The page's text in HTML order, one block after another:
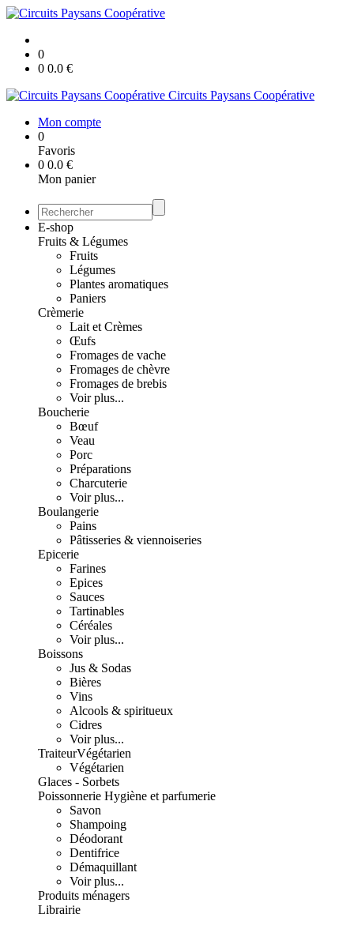
0
0 0.0 €
Circuits Paysans Coopérative
Mon compte
0
Favoris
0 0.0 €
Mon panier
E-shop
Fruits & Légumes
Fruits
Légumes
Plantes aromatiques
Paniers
Crèmerie
Lait et Crèmes
Œufs
Fromages de vache
Fromages de chèvre
Fromages de brebis
Voir plus...
Boucherie
Bœuf
Veau
Porc
Préparations
Charcuterie
Voir plus...
Boulangerie
Pains
Pâtisseries & viennoiseries
Epicerie
Farines
Epices
Sauces
Tartinables
Céréales
Voir plus...
Boissons
Jus & Sodas
Bières
Vins
Alcools & spiritueux
Cidres
Voir plus...
TraiteurVégétarien
Végétarien
Glaces - Sorbets
Poissonnerie Hygiène et parfumerie
Savon
Shampoing
Déodorant
Dentifrice
Démaquillant
Voir plus...
Produits ménagers
Librairie